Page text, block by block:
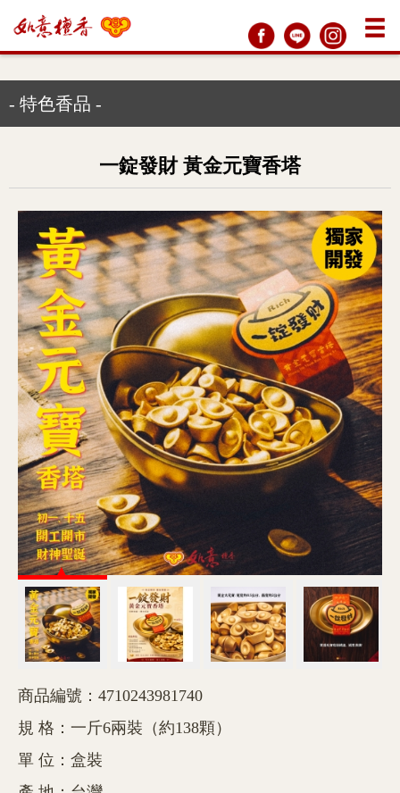
- 特色香品 -
一錠發財 黃金元寶香塔
商品編號：4710243981740
規 格：一斤6兩裝（約138顆）
單 位：盒裝